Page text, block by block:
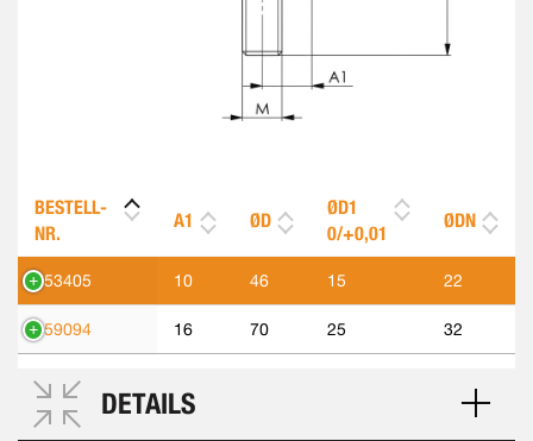
BESTELL-
NR.
A1 ØD
ØD1
0/+0,01
ØDN
553405 10 46 15 22
559094 16 70 25 32
DETAILS